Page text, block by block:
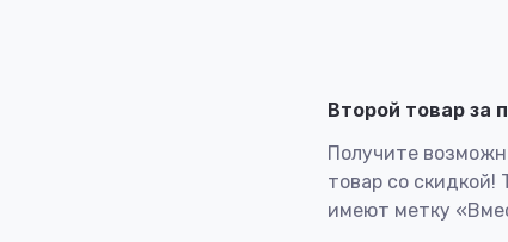
Второй товар за
Получите
товар со скидкой!
имеют метку